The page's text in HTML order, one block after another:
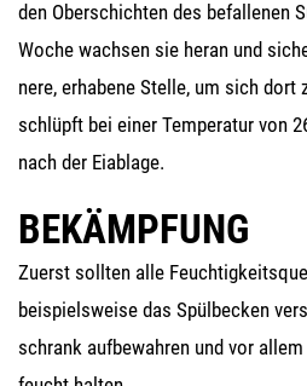
den Ober­schich­ten des befal­le­nen
Woche wach­sen sie her­an und
ne­re, erha­be­ne Stel­le, um sich dort
schlüpft bei einer Tem­pe­ra­tur von
nach der Eiablage.
BEKÄMPFUNG
Zuerst soll­ten alle
bei­spiels­wei­se das Spül­be­cken
schrank auf­be­wah­ren und vor